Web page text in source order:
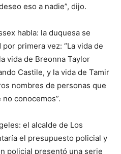
eso a nadie”, dijo.
habla: la duquesa se
primera vez: “La vida de
vida de Breonna Taylor
Castile, y la vida de Tamir
nombres de personas que
conocemos”.
el alcalde de Los
el presupuesto policial y
policial presentó una serie